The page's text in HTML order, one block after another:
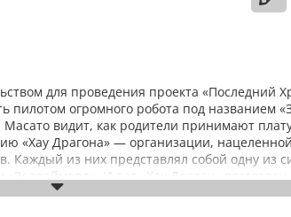
для проведения проекта «Последний
пилотом огромного робота под названием
видит, как родители принимают
«Хау Драгона» — организации,
Каждый из них представлял собой одну
И вот «Хау Драгон»
пилотировать «Зеораймера», чтобы